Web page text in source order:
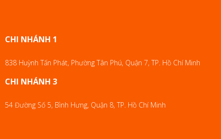
CHI NHÁNH 1
838 Huỳnh Tấn Phát, Phường Tân Phú, Quận 7, TP. Hồ Chí Minh
CHI NHÁNH 3
54 Đường Số 5, Bình Hưng, Quận 8, TP. Hồ Chí Minh